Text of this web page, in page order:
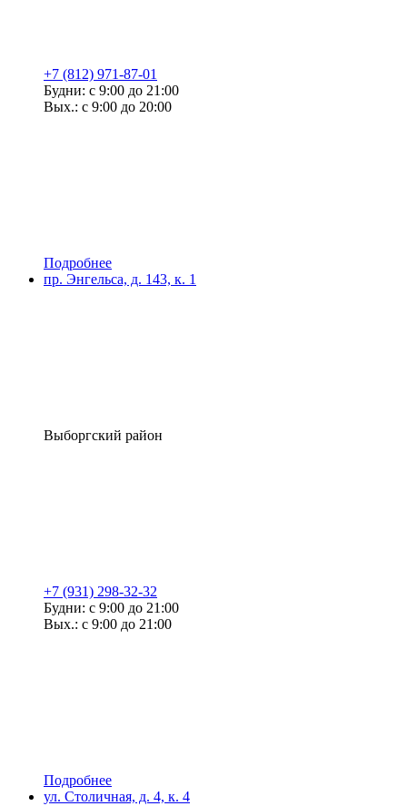
+7 (812) 971-87-01
Будни: с 9:00 до 21:00
Вых.: с 9:00 до 20:00
Подробнее
пр. Энгельса, д. 143, к. 1
Выборгский район
+7 (931) 298-32-32
Будни: с 9:00 до 21:00
Вых.: с 9:00 до 21:00
Подробнее
ул. Столичная, д. 4, к. 4